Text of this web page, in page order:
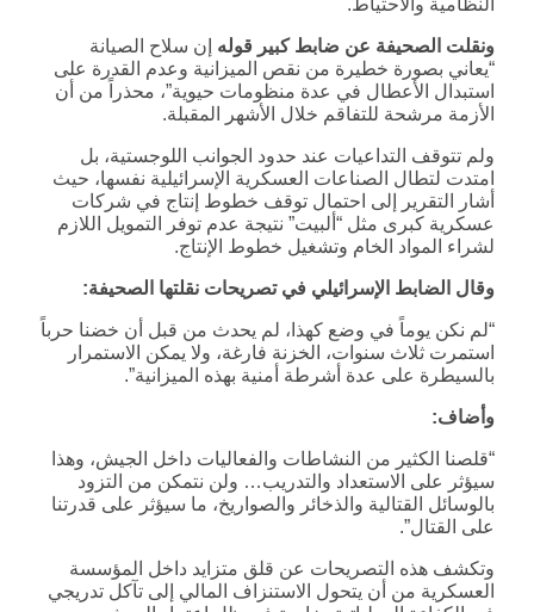
النظامية والاحتياط.
ونقلت الصحيفة عن ضابط كبير قوله إن سلاح الصيانة
“يعاني بصورة خطيرة من نقص الميزانية وعدم القدرة على
استبدال الأعطال في عدة منظومات حيوية”، محذراً من أن
الأزمة مرشحة للتفاقم خلال الأشهر المقبلة.
ولم تتوقف التداعيات عند حدود الجوانب اللوجستية، بل
امتدت لتطال الصناعات العسكرية الإسرائيلية نفسها، حيث
أشار التقرير إلى احتمال توقف خطوط إنتاج في شركات
عسكرية كبرى مثل “ألبيت” نتيجة عدم توفر التمويل اللازم
لشراء المواد الخام وتشغيل خطوط الإنتاج.
وقال الضابط الإسرائيلي في تصريحات نقلتها الصحيفة:
“لم نكن يوماً في وضع كهذا، لم يحدث من قبل أن خضنا حرباً
استمرت ثلاث سنوات، الخزنة فارغة، ولا يمكن الاستمرار
بالسيطرة على عدة أشرطة أمنية بهذه الميزانية”.
وأضاف:
“قلصنا الكثير من النشاطات والفعاليات داخل الجيش، وهذا
سيؤثر على الاستعداد والتدريب… ولن نتمكن من التزود
بالوسائل القتالية والذخائر والصواريخ، ما سيؤثر على قدرتنا
على القتال”.
وتكشف هذه التصريحات عن قلق متزايد داخل المؤسسة
العسكرية من أن يتحول الاستنزاف المالي إلى تآكل تدريجي